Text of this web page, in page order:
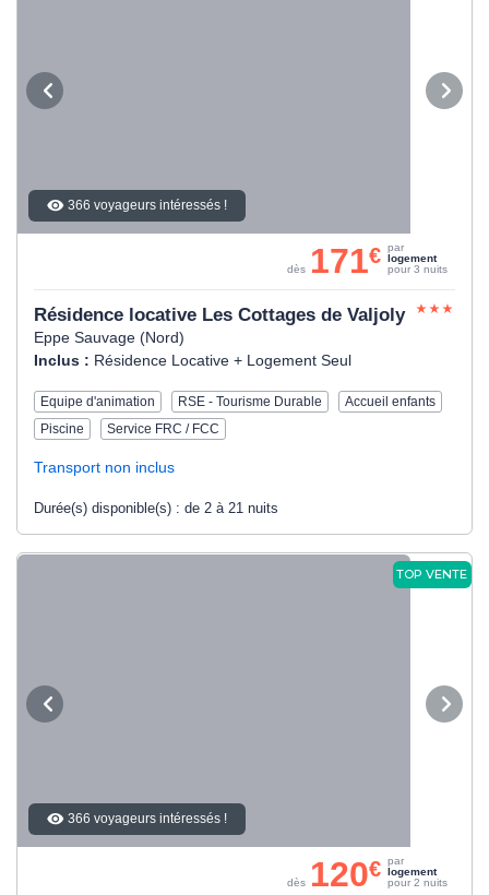
366 voyageurs intéressés !
Résidence locative Les Cottages de Valjoly
Eppe Sauvage (Nord)
Inclus : Résidence Locative + Logement Seul
Equipe d'animation RSE - Tourisme Durable
Accueil enfants
Piscine
Service FRC / FCC
Transport non inclus
Durée(s) disponible(s) : de 2 à 21 nuits
dès 171€ par
logement
pour 3 nuits
TOP VENTE
366 voyageurs intéressés !
dès 120€ par
logement
pour 2 nuits